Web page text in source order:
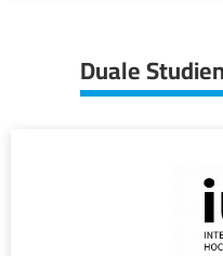
Duale